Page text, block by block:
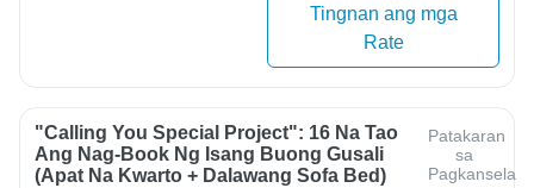
Tingnan ang mga
Rate
"Calling You Special Project": 16 Na Tao
Ang Nag-Book Ng Isang Buong Gusali
(apat Na Kwarto + Dalawang Sofa Bed)
Patakaran
sa
Pagkansela